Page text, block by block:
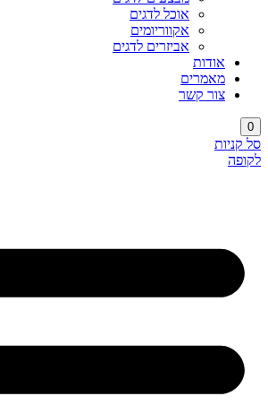
אוכל לדגים
אקווריומים
אביזרים לדגים
אודות
מאמרים
צור קשר
0
סל קניות
לקופה